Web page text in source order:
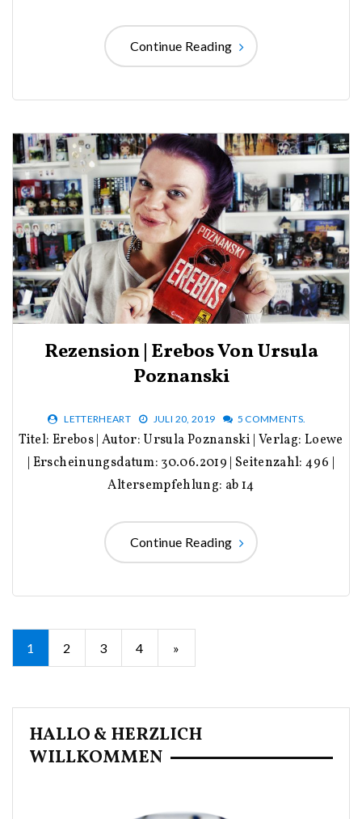
Continue Reading
Rezension | Erebos Von Ursula
Poznanski
LETTERHEART JULI 20, 2019 5 COMMENTS.
Titel: Erebos | Autor: Ursula Poznanski | Verlag: Loewe
| Erscheinungsdatum: 30.06.2019 | Seitenzahl: 496 |
Altersempfehlung: ab 14
Continue Reading
Seitennummerierung
der
Beiträge
1 2 3 4 »
HALLO & HERZLICH
WILLKOMMEN